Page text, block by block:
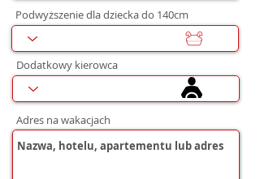
Podwyższenie dla dziecka do 140cm
Dodatkowy kierowca
Adres na wakacjach